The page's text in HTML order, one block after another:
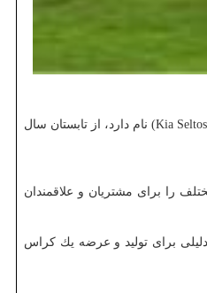
به گزارش مستر كار به نقل از ایسنا، گزارش های پیشین نشان می داد كه شركت كیاموتورز كره جنوبی تصمیم گرفته است عرضه سومین خودروی تمام الكتریكی خودرا كه كیا سلتوس (Kia Seltos EV) نام دارد، از تابستان سال
را برای مشتریان و علاقمندان
برای تولید و عرضه یك كراس